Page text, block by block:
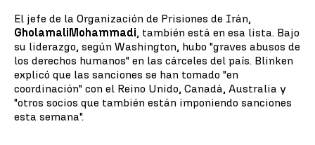
El jefe de la Organización de Prisiones de Irán,
GholamaliMohammadi, también está en esa lista. Bajo
su liderazgo, según Washington, hubo "graves abusos de
los derechos humanos" en las cárceles del país. Blinken
explicó que las sanciones se han tomado "en
coordinación" con el Reino Unido, Canadá, Australia y
"otros socios que también están imponiendo sanciones
esta semana".